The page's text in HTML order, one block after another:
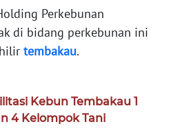
Perkebunan
di bidang perkebunan ini
tembakau.
Kebun Tembakau 1
4 Kelompok Tani